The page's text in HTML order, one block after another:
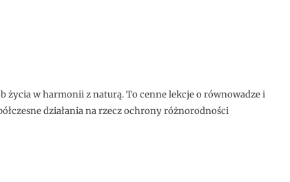
życia w harmonii z naturą. To cenne lekcje o równowadze i
działania na rzecz ochrony różnorodności